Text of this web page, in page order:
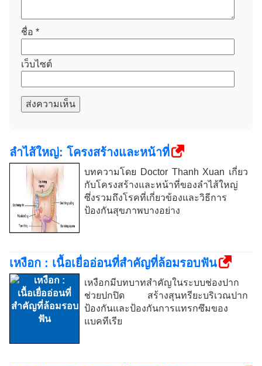
ชื่อ *
เว็บไซต์
ส่งความเห็น
ลำไส้ใหญ่: โครงสร้างและหน้าที่
บทความโดย Doctor Thanh Xuan เกี่ยว
กับโครงสร้างและหน้าที่ของลำไส้ใหญ่
ซึ่งรวมถึงโรคที่เกี่ยวข้องและวิธีการ
ป้องกันสุขภาพบางอย่าง
เหงือก : เนื้อเยื่ออ่อนที่สำคัญที่ล้อมรอบฟัน
เหงือกมีบทบาทสำคัญในระบบช่องปาก
ช่วยปกปิด สร้างสุนทรียะบริเวณปาก
ป้องกันและป้องกันการแทรกซึมของ
แบคทีเรีย